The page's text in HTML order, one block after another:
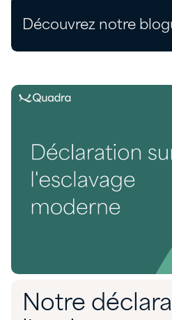
Découvrez notre
Notre